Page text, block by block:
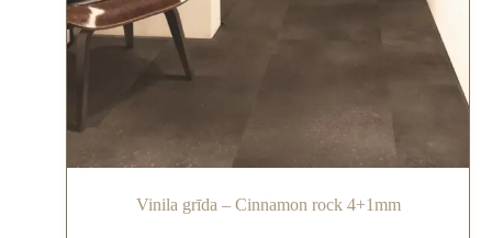
Vinila grīda – Cinnamon rock 4+1mm